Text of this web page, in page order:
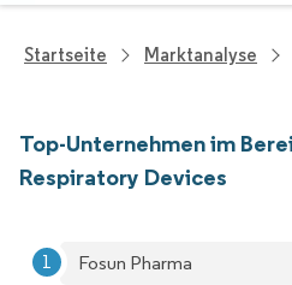
Startseite Marktanalyse
Top-Unternehmen im
Respiratory Devices
Fosun Pharma